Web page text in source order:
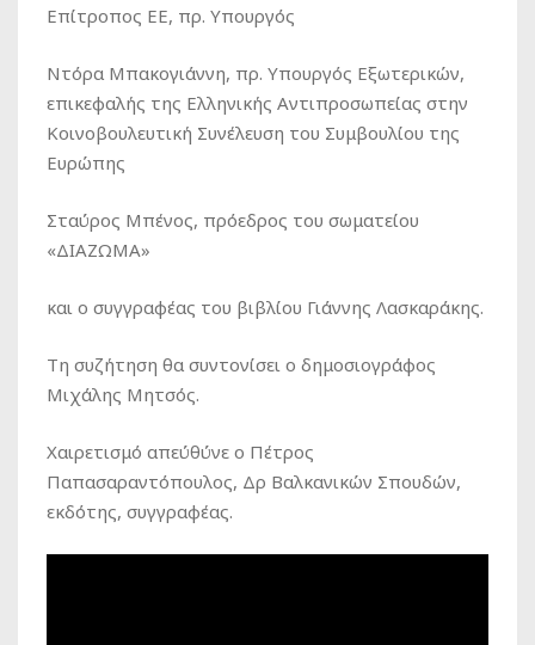
Επίτροπος ΕΕ, πρ. Υπουργός
Ντόρα Μπακογιάννη, πρ. Υπουργός Εξωτερικών,
επικεφαλής της Ελληνικής Αντιπροσωπείας στην
Κοινοβουλευτική Συνέλευση του Συμβουλίου της
Ευρώπης
Σταύρος Μπένος, πρόεδρος του σωματείου
«ΔΙΑΖΩΜΑ»
και ο συγγραφέας του βιβλίου Γιάννης Λασκαράκης.
Τη συζήτηση θα συντονίσει ο δημοσιογράφος
Μιχάλης Μητσός.
Χαιρετισμό απεύθύνε ο Πέτρος
Παπασαραντόπουλος, Δρ Βαλκανικών Σπουδών,
εκδότης, συγγραφέας.